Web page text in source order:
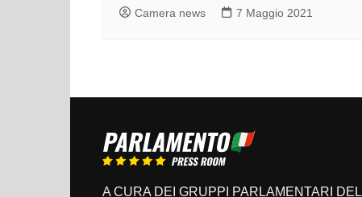
Camera news 7 Maggio 2021
A CURA DEI GRUPPI PARLAMENTARI DEL